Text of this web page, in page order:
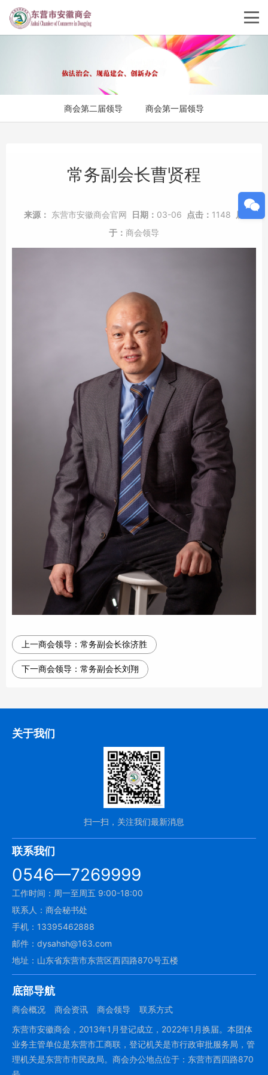
商会第二届领导 商会第一届领导
常务副会长曹贤程
来源： 东营市安徽商会官网 日期： 03-06 点击： 1148
属
于： 商会领导
上一商会领导： 常务副会长徐济胜
下一商会领导： 常务副会长刘翔
关于我们
扫一扫，关注我们最新消息
联系我们
0546—7269999
工作时间：周一至周五 9:00-18:00
联系人：商会秘书处
手机：13395462888
邮件：dysahsh@163.com
地址：山东省东营市东营区西四路870号五楼
底部导航
商会概况 商会资讯 商会领导
联系方式
东营市安徽商会，2013年1月登记成立，2022年1月换届。本团体
业务主管单位是东营市工商联，登记机关是市行政审批服务局，管
理机关是东营市市民政局。商会办公地点位于：东营市西四路870